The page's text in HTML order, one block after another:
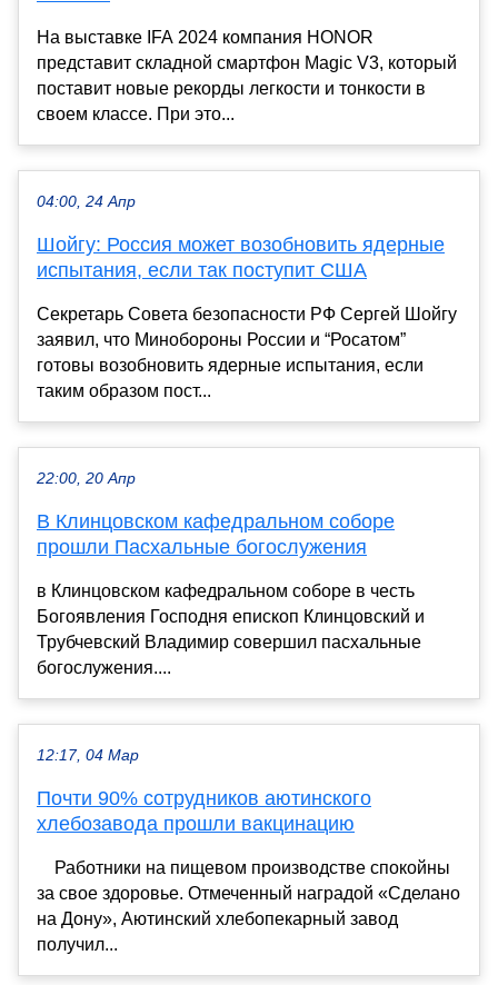
На выставке IFA 2024 компания HONOR
представит складной смартфон Magic V3, который
поставит новые рекорды легкости и тонкости в
своем классе. При это...
04:00, 24 Апр
Шойгу: Россия может возобновить ядерные
испытания, если так поступит США
Секретарь Совета безопасности РФ Сергей Шойгу
заявил, что Минобороны России и “Росатом”
готовы возобновить ядерные испытания, если
таким образом пост...
22:00, 20 Апр
В Клинцовском кафедральном соборе
прошли Пасхальные богослужения
в Клинцовском кафедральном соборе в честь
Богоявления Господня епископ Клинцовский и
Трубчевский Владимир совершил пасхальные
богослужения....
12:17, 04 Мар
Почти 90% сотрудников аютинского
хлебозавода прошли вакцинацию
⠀ Работники на пищевом производстве спокойны
за свое здоровье. Отмеченный наградой «Сделано
на Дону», Аютинский хлебопекарный завод
получил...